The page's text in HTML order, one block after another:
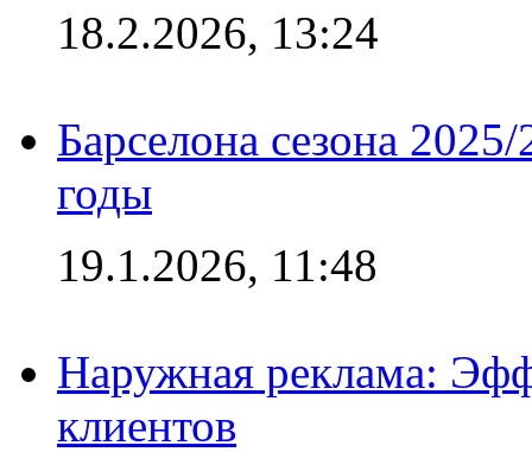
18.2.2026, 13:24
Барселона сезона
годы
19.1.2026, 11:48
Наружная реклама:
клиентов